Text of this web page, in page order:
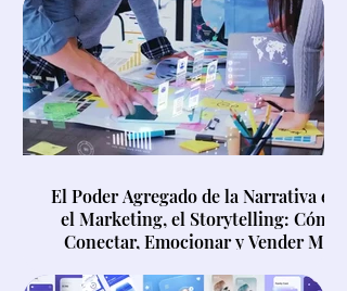
El Poder Agregado de la Narrativa en
el Marketing, el Storytelling: Cómo
Conectar, Emocionar y Vender Más